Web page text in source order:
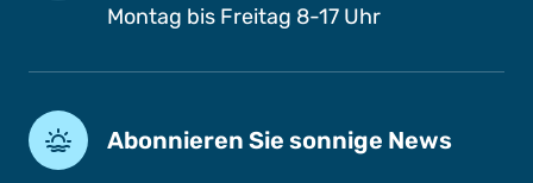
Montag bis Freitag 8-17 Uhr
Abonnieren Sie sonnige News